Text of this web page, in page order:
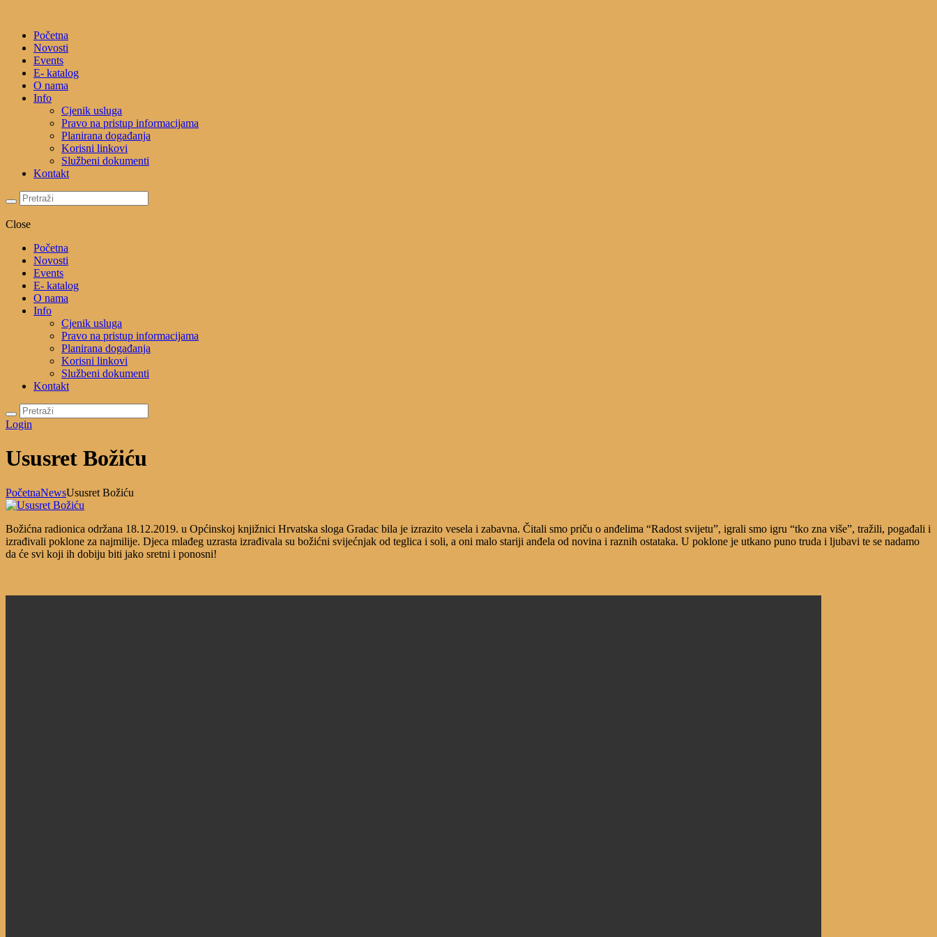
Početna
Novosti
Events
E- katalog
O nama
Info
Cjenik usluga
Pravo na pristup informacijama
Planirana događanja
Korisni linkovi
Službeni dokumenti
Kontakt
Close
Početna
Novosti
Events
E- katalog
O nama
Info
Cjenik usluga
Pravo na pristup informacijama
Planirana događanja
Korisni linkovi
Službeni dokumenti
Kontakt
Login
Ususret Božiću
PočetnaNewsUsusret Božiću
Božićna radionica održana 18.12.2019. u Općinskoj knjižnici Hrvatska sloga Gradac bila je izrazito vesela i zabavna. Čitali smo priču o anđelima “Radost svijetu”, igrali smo igru “tko zna više”, tražili, pogađali i
izrađivali poklone za najmilije. Djeca mlađeg uzrasta izrađivala su božićni svijećnjak od teglica i soli, a oni malo stariji anđela od novina i raznih ostataka. U poklone je utkano puno truda i ljubavi te se nadamo
da će svi koji ih dobiju biti jako sretni i ponosni!